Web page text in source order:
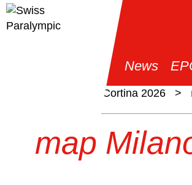
News
Milano Cortina 2026 >
map